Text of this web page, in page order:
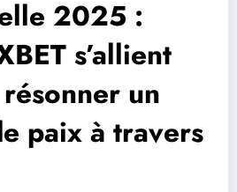
2025 :
s’allient
un
paix à travers